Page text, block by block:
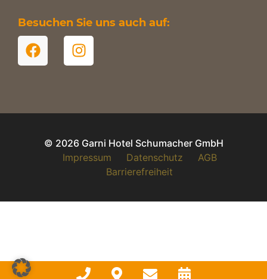
Besuchen Sie uns auch auf:
© 2026 Garni Hotel Schumacher GmbH
Impressum
Datenschutz
AGB
Barrierefreiheit